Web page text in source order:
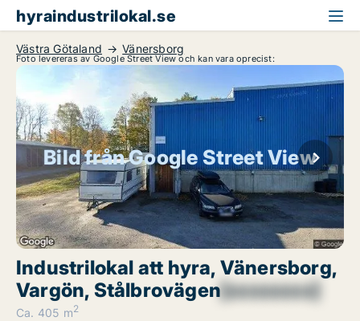
hyraindustrilokal.se
Västra Götaland Vänersborg
Foto levereras av Google Street View och kan vara oprecist:
Bild från Google Street View
Industrilokal att hyra, Vänersborg,
Vargön, Stålbrovägen[xxxxxxxx]
Ca. 405 m2